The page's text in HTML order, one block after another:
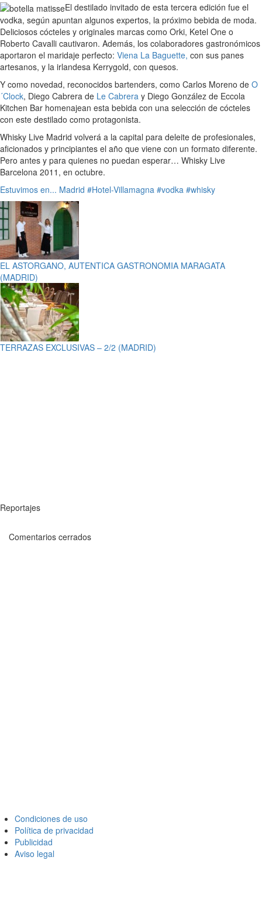
El destilado invitado de esta tercera edición fue el
vodka, según apuntan algunos expertos, la próximo bebida de moda.
Deliciosos cócteles y originales marcas como Orki, Ketel One o
Roberto Cavalli cautivaron. Además, los colaboradores gastronómicos
aportaron el maridaje perfecto: Viena La Baguette, con sus panes
artesanos, y la irlandesa Kerrygold, con quesos.
Y como novedad, reconocidos bartenders, como Carlos Moreno de O
´Clock, Diego Cabrera de Le Cabrera y Diego González de Eccola
Kitchen Bar homenajean esta bebida con una selección de cócteles
con este destilado como protagonista.
Whisky Live Madrid volverá a la capital para deleite de profesionales,
aficionados y principiantes el año que viene con un formato diferente.
Pero antes y para quienes no puedan esperar… Whisky Live
Barcelona 2011, en octubre.
Estuvimos en... Madrid #Hotel-Villamagna #vodka #whisky
EL ASTORGANO, AUTENTICA GASTRONOMIA MARAGATA
(MADRID)
TERRAZAS EXCLUSIVAS – 2/2 (MADRID)
Reportajes
Comentarios cerrados
Condiciones de uso
Política de privacidad
Publicidad
Aviso legal